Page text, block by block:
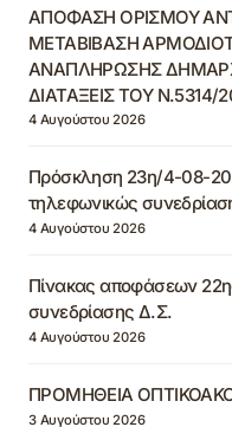
ΑΠΟΦΑΣΗ ΟΡΙΣΜΟΥ
ΜΕΤΑΒΙΒΑΣΗ
ΑΝΑΠΛΗΡΩΣΗΣ
ΔΙΑΤΑΞΕΙΣ ΤΟΥ Ν.5314/
4 Αυγούστου 2026
Πρόσκληση 23η/4-08-
τηλεφωνικώς
4 Αυγούστου 2026
Πίνακας αποφάσεων
συνεδρίασης Δ.Σ.
4 Αυγούστου 2026
ΠΡΟΜΗΘΕΙΑ
3 Αυγούστου 2026